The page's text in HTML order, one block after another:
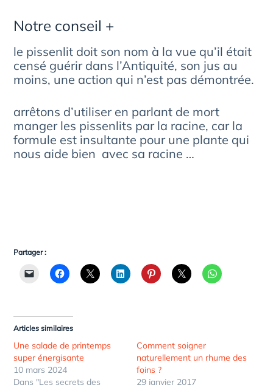
Notre conseil +
le pissenlit doit son nom à la vue qu’il était
censé guérir dans l’Antiquité, son jus au
moins, une action qui n’est pas démontrée.
arrêtons d’utiliser en parlant de mort
manger les pissenlits par la racine, car la
formule est insultante pour une plante qui
nous aide bien avec sa racine …
Partager :
Articles similaires
Une salade de printemps
super énergisante
10 mars 2024
Dans "Les secrets des
Comment soigner
naturellement un rhume des
foins ?
29 janvier 2017